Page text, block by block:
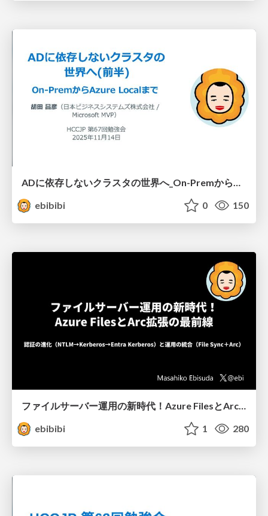
ADに依存しないクラスタの世界へ_On-PremからAzureLocalまで_前半_.pdf
ebibibi
0 150
ファイルサーバー運用の新時代！Azure FilesとArc拡張の最前線
ebibibi
1 280